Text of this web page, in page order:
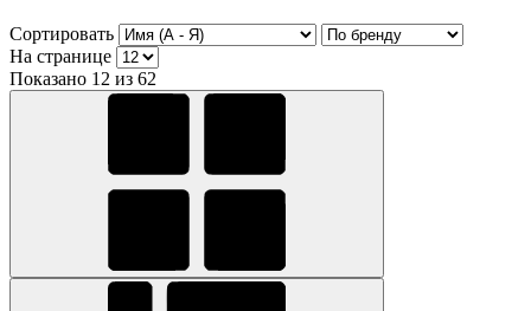
Сортировать
На странице
Показано 12 из 62